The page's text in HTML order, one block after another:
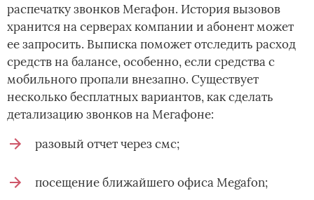
распечатку звонков Мегафон. История вызовов
хранится на серверах компании и абонент может
ее запросить. Выписка поможет отследить расход
средств на балансе, особенно, если средства с
мобильного пропали внезапно. Существует
несколько бесплатных вариантов, как сделать
детализацию звонков на Мегафоне:
разовый отчет через смс;
посещение ближайшего офиса Megafon;